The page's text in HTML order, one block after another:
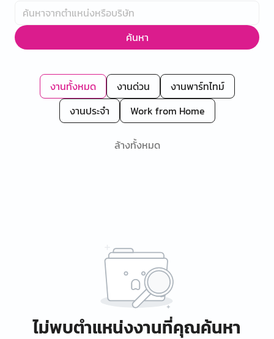
ค้นหา
งานทั้งหมด งานด่วน
งานพาร์ทไทม์
งานประจำ
Work from Home
ล้างทั้งหมด
ไม่พบตำแหน่งงานที่คุณค้นหา